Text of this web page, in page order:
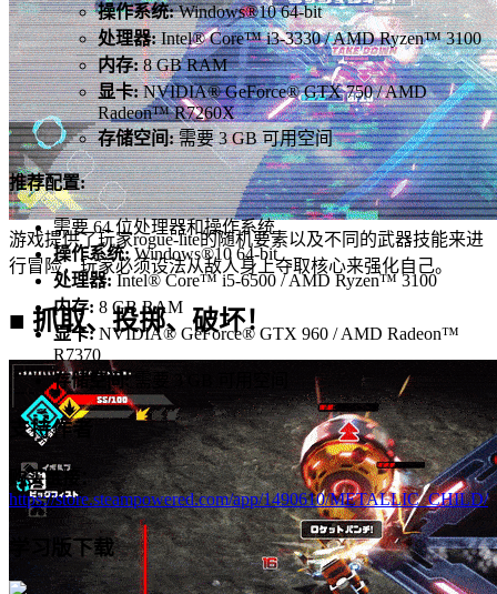
游戏提供了玩家rogue-lite的随机要素以及不同的武器技能来进
行冒险，玩家必须设法从敌人身上夺取核心来强化自己。
■ 抓取、投掷、破坏！
操作系统:Windows®10 64-bit
处理器:Intel® Core™ i3-3330 / AMD Ryzen™ 3100
内存:8 GB RAM
显卡:NVIDIA® GeForce® GTX 750 / AMD
Radeon™ R7260X
存储空间:需要 3 GB 可用空间
推荐配置:
需要 64 位处理器和操作系统
操作系统:Windows®10 64-bit
处理器:Intel® Core™ i5-6500 / AMD Ryzen™ 3100
内存: 8 GB RAM
显卡:NVIDIA® GeForce® GTX 960 / AMD Radeon™
R7370
存储空间:需要 3 GB 可用空间
支持作者
购买链接：
https://store.steampowered.com/app/1490610/METALLIC_CHILD/
学习版下载